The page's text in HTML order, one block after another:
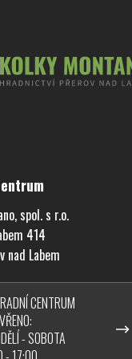
spol. s r.o.
414
nad Labem
CENTRUM
- SOBOTA